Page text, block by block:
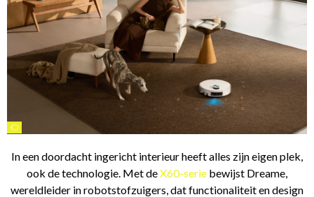
©
In een doordacht ingericht interieur heeft alles zijn eigen plek,
ook de technologie. Met deX60-serie bewijst Dreame,
wereldleider in robotstofzuigers, dat functionaliteit en design